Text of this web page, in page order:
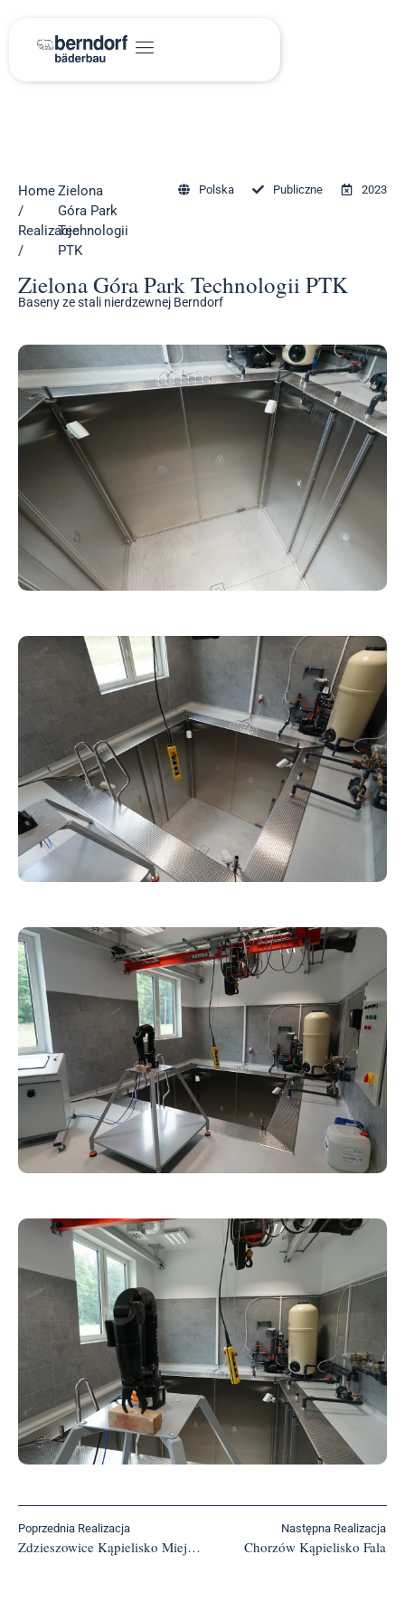
Home
/
Realizacje
/
Zielona
Góra Park
Technologii
PTK
Polska Publiczne 2023
Zielona Góra Park Technologii PTK
Baseny ze stali nierdzewnej Berndorf
Poprzednia Realizacja
Zdzieszowice Kąpielisko Miejskie
Następna Realizacja
Chorzów Kąpielisko Fala